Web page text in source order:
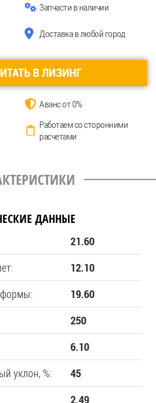
Запчасти в наличии
Доставка в любой город
В ЛИЗИНГ
Аванс от 0%
Работаем со сторонними
расчетами
ДАННЫЕ
21.60
12.10
19.60
250
6.10
уклон, %: 45
2.49